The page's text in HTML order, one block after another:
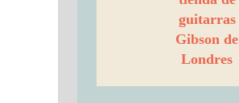
guitarras
Gibson de
Londres